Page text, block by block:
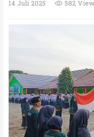
14 Juli 2025 582